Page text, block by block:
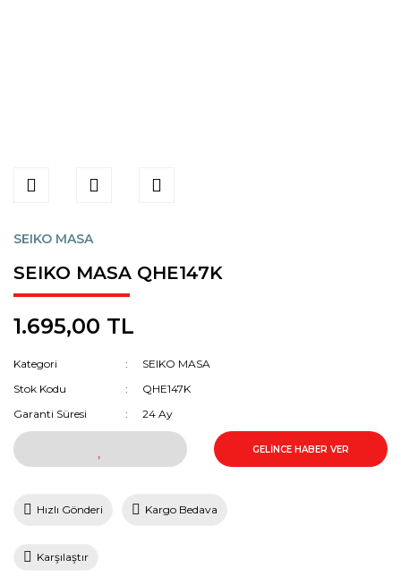
SEIKO MASA
SEIKO MASA QHE147K
1.695,00 TL
Kategori
SEIKO MASA
Stok Kodu
QHE147K
Garanti Süresi
24 Ay
GELİNCE HABER VER
Hızlı Gönderi Kargo Bedava
Karşılaştır